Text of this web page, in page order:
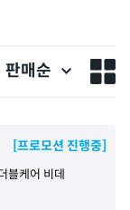
판매순
[프로모션 진행중]